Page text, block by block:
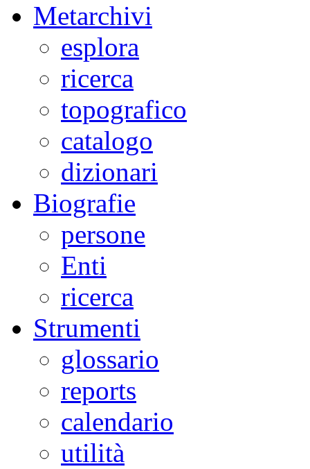
Metarchivi
esplora
ricerca
topografico
catalogo
dizionari
Biografie
persone
Enti
ricerca
Strumenti
glossario
reports
calendario
utilità